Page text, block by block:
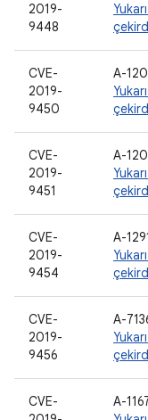
2019-
9448
CVE-
2019-
9450
A-
CVE-
2019-
9451
A-
CVE-
2019-
9454
A-
CVE-
2019-
9456
A-
CVE-
A-